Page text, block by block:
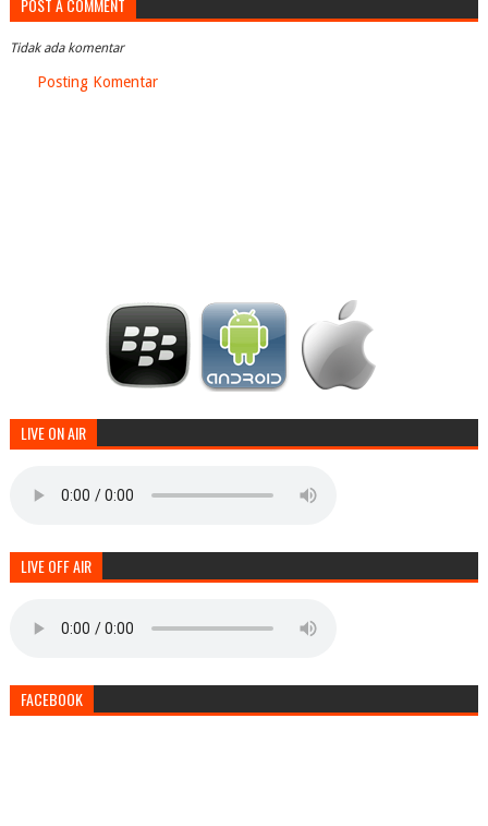
POST A COMMENT
Tidak ada komentar
Posting Komentar
LIVE ON AIR
LIVE OFF AIR
FACEBOOK